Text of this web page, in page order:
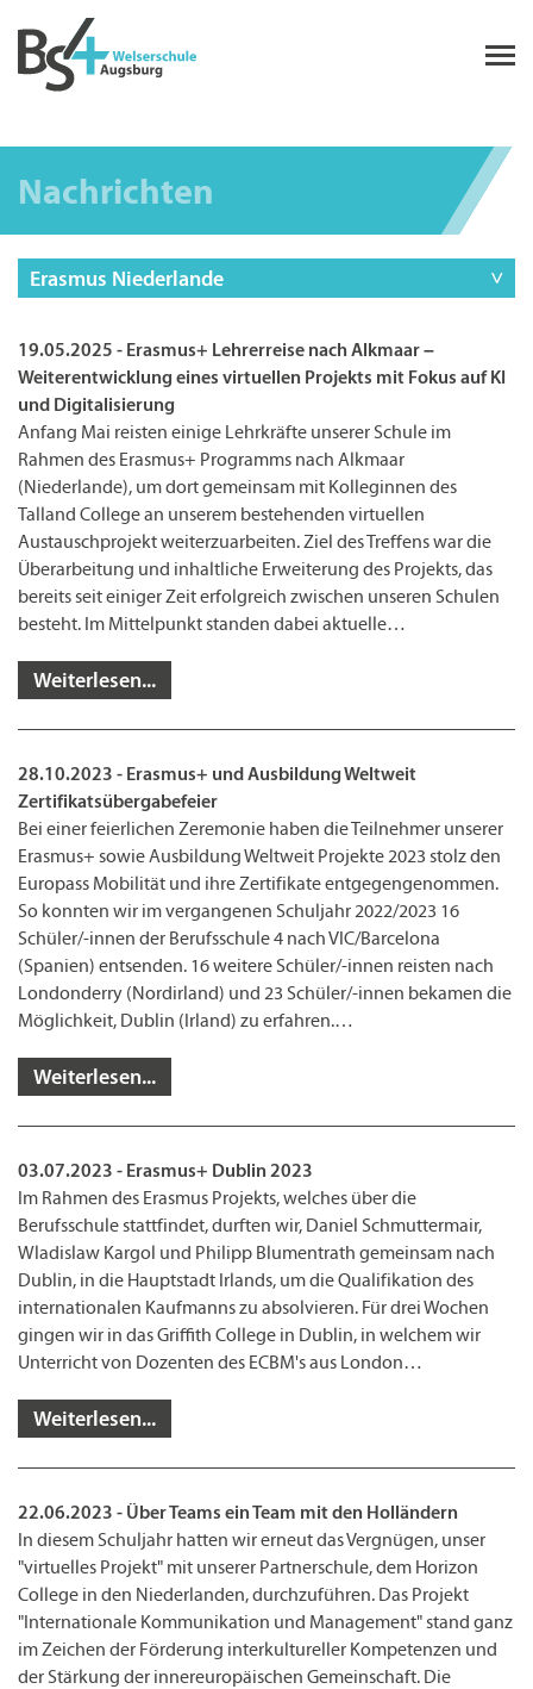
Nachrichten
Erasmus Niederlande
19.05.2025 - Erasmus+ Lehrerreise nach Alkmaar –
Weiterentwicklung eines virtuellen Projekts mit Fokus auf KI
und Digitalisierung
Anfang Mai reisten einige Lehrkräfte unserer Schule im
Rahmen des Erasmus+ Programms nach Alkmaar
(Niederlande), um dort gemeinsam mit Kolleginnen des
Talland College an unserem bestehenden virtuellen
Austauschprojekt weiterzuarbeiten. Ziel des Treffens war die
Überarbeitung und inhaltliche Erweiterung des Projekts, das
bereits seit einiger Zeit erfolgreich zwischen unseren Schulen
besteht. Im Mittelpunkt standen dabei aktuelle…
Weiterlesen...
28.10.2023 - Erasmus+ und Ausbildung Weltweit
Zertifikatsübergabefeier
Bei einer feierlichen Zeremonie haben die Teilnehmer unserer
Erasmus+ sowie Ausbildung Weltweit Projekte 2023 stolz den
Europass Mobilität und ihre Zertifikate entgegengenommen.
So konnten wir im vergangenen Schuljahr 2022/2023 16
Schüler/-innen der Berufsschule 4 nach VIC/Barcelona
(Spanien) entsenden. 16 weitere Schüler/-innen reisten nach
Londonderry (Nordirland) und 23 Schüler/-innen bekamen die
Möglichkeit, Dublin (Irland) zu erfahren.…
Weiterlesen...
03.07.2023 - Erasmus+ Dublin 2023
Im Rahmen des Erasmus Projekts, welches über die
Berufsschule stattfindet, durften wir, Daniel Schmuttermair,
Wladislaw Kargol und Philipp Blumentrath gemeinsam nach
Dublin, in die Hauptstadt Irlands, um die Qualifikation des
internationalen Kaufmanns zu absolvieren. Für drei Wochen
gingen wir in das Griffith College in Dublin, in welchem wir
Unterricht von Dozenten des ECBM's aus London…
Weiterlesen...
22.06.2023 - Über Teams ein Team mit den Holländern
In diesem Schuljahr hatten wir erneut das Vergnügen, unser
"virtuelles Projekt" mit unserer Partnerschule, dem Horizon
College in den Niederlanden, durchzuführen. Das Projekt
"Internationale Kommunikation und Management" stand ganz
im Zeichen der Förderung interkultureller Kompetenzen und
der Stärkung der innereuropäischen Gemeinschaft. Die